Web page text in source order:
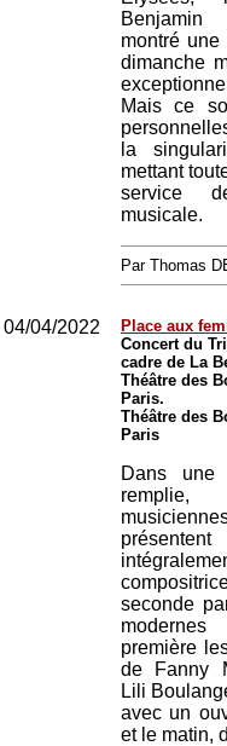
montré
dimanche
Mais ce
la
mettant
service
musicale.
Par Thomas
04/04/2022
Place aux
Concert du
cadre de La
Théâtre des
Paris.
Théâtre des
Paris
Dans une
seconde
première
de Fanny
Lili
avec un
et le matin,